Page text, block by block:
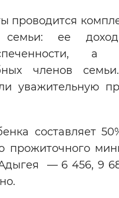
ассистент
настройки
проводится
семьи: ее
а
членов
уважительную
составляет
прожиточного
— 6 456, 9